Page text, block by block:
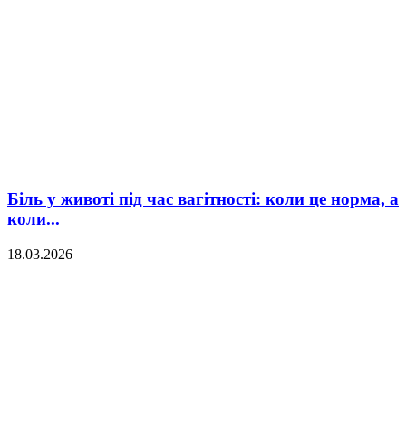
Біль у животі під час вагітності: коли це норма, а
коли...
18.03.2026